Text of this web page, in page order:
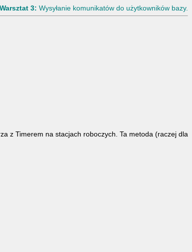
Warsztat 3: Wysyłanie komunikatów do użytkowników bazy.
z Timerem na stacjach roboczych. Ta metoda (raczej dla